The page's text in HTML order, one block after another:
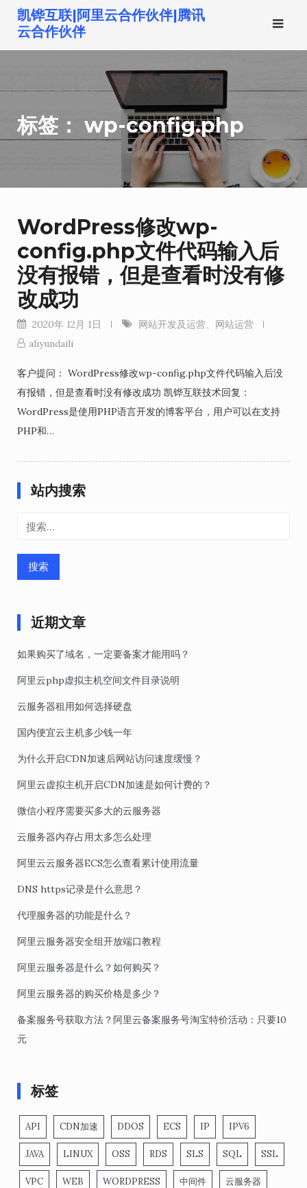
到
凯铧互联|阿里云合作伙伴|腾讯
云合作伙伴
标签： wp-config.php
WordPress修改wp-
config.php文件代码输入后
没有报错，但是查看时没有修
改成功
2020年 12月 1日 网站开发及运营、 网站运营
aliyundaili
客户提问： WordPress修改wp-config.php文件代码输入后没
有报错，但是查看时没有修改成功 凯铧互联技术回复：
WordPress是使用PHP语言开发的博客平台，用户可以在支持
PHP和…
站内搜索
近期文章
如果购买了域名，一定要备案才能用吗？
阿里云php虚拟主机空间文件目录说明
云服务器租用如何选择硬盘
国内便宜云主机多少钱一年
为什么开启CDN加速后网站访问速度缓慢？
阿里云虚拟主机开启CDN加速是如何计费的？
微信小程序需要买多大的云服务器
云服务器内存占用太多怎么处理
阿里云云服务器ECS怎么查看累计使用流量
DNS https记录是什么意思？
代理服务器的功能是什么？
阿里云服务器安全组开放端口教程
阿里云服务器是什么？如何购买？
阿里云服务器的购买价格是多少？
备案服务号获取方法？阿里云备案服务号淘宝特价活动：只要10
元
标签
API CDN加速 DDOS ECS IP IPV6
JAVA LINUX OSS RDS SLS SQL SSL
VPC WEB WORDPRESS 中间件 云服务器